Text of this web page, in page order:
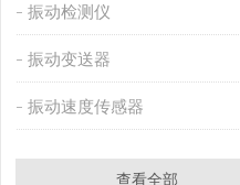
振动检测仪
振动变送器
振动速度传感器
查看全部